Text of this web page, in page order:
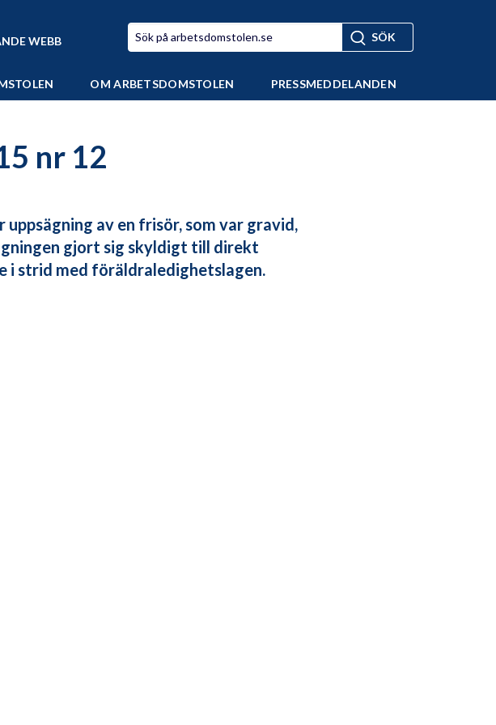
WEBB
OM ARBETSDOMSTOLEN PRESSMEDDELANDEN
nr 12
av en frisör, som var gravid,
gjort sig skyldigt till direkt
i strid med föräldraledighetslagen.